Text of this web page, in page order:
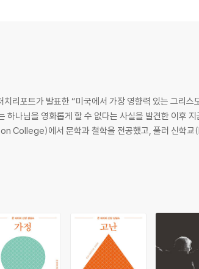
않으신다 / 거룩하심은 의로우심과 긴밀하게 연관된
나님의 주권 / 지금은 하나님을 감상적으로 생각할 때가
하나님은 죄인들을 위해 “모든 것”을 확보하셨다 / 사
가리키는 것 / 따라가야 할 여섯 가지 길
/ 징벌이 아닌 정화 / 사탄은 실재하지만 제약을 받는 존
리포트가 발표한 “미국에서 가장 영향력 있는 그리
하나님을 영화롭게 할 수 없다는 사실을 발견한 이후